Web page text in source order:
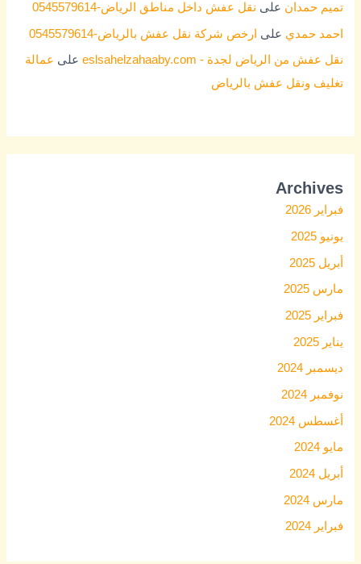
تميم حمدان على نقل عفش داخل مناطق الرياض-0545579614
احمد حمدي على ارخص شركة نقل عفش بالرياض-0545579614
نقل عفش من الرياض لجدة - eslsahelzahaaby.com على عمالة
تغليف ونقل عفش بالرياض
Archives
فبراير 2026
يونيو 2025
أبريل 2025
مارس 2025
فبراير 2025
يناير 2025
ديسمبر 2024
نوفمبر 2024
أغسطس 2024
مايو 2024
أبريل 2024
مارس 2024
فبراير 2024